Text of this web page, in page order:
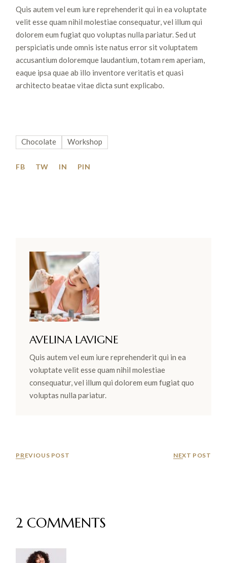
Quis autem vel eum iure reprehenderit qui in ea voluptate
velit esse quam nihil molestiae consequatur, vel illum qui
dolorem eum fugiat quo voluptas nulla pariatur. Sed ut
perspiciatis unde omnis iste natus error sit voluptatem
accusantium doloremque laudantium, totam rem aperiam,
eaque ipsa quae ab illo inventore veritatis et quasi
architecto beatae vitae dicta sunt explicabo.
Chocolate Workshop
FB TW IN PIN
AVELINA LAVIGNE
Quis autem vel eum iure reprehenderit qui in ea
voluptate velit esse quam nihil molestiae
consequatur, vel illum qui dolorem eum fugiat quo
voluptas nulla pariatur.
PREVIOUS POST NEXT POST
2 COMMENTS